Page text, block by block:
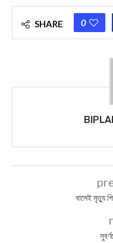
SHARE 0
বাসেই মৃত্যু